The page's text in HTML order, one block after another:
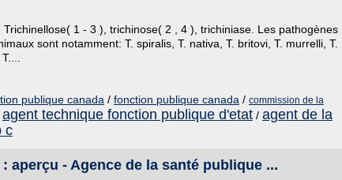
Trichinellose( 1 - 3 ), trichinose( 2 , 4 ), trichiniase. Les pathogènes
sont notamment: T. spiralis, T. nativa, T. britovi, T. murrelli, T.
publique canada / fonction publique canada / commission de la
agent technique fonction publique d'etat / agent de la
c
aperçu - Agence de la santé publique ...